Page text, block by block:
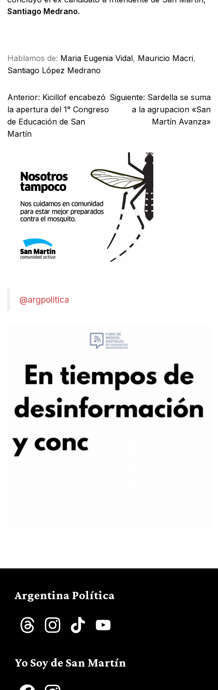
Santiago Medrano.
Hablamos de: Maria Eugenia Vidal, Mauricio Macri,
Santiago López Medrano
Anterior: Kicillof encabezó
la apertura del 1° Congreso
de Educación de San
Martín
Siguiente: Sardella se suma
a la agrupacion «San
Martín Avanza»
@argpolitica
Argentina Política
Threads InstagramTikTok
Yo Soy de San Martín